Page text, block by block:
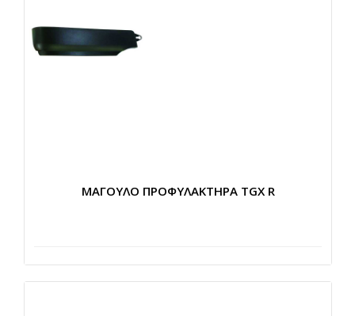
ΜΑΓΟΥΛΟ ΠΡΟΦΥΛΑΚΤΗΡΑ TGX R